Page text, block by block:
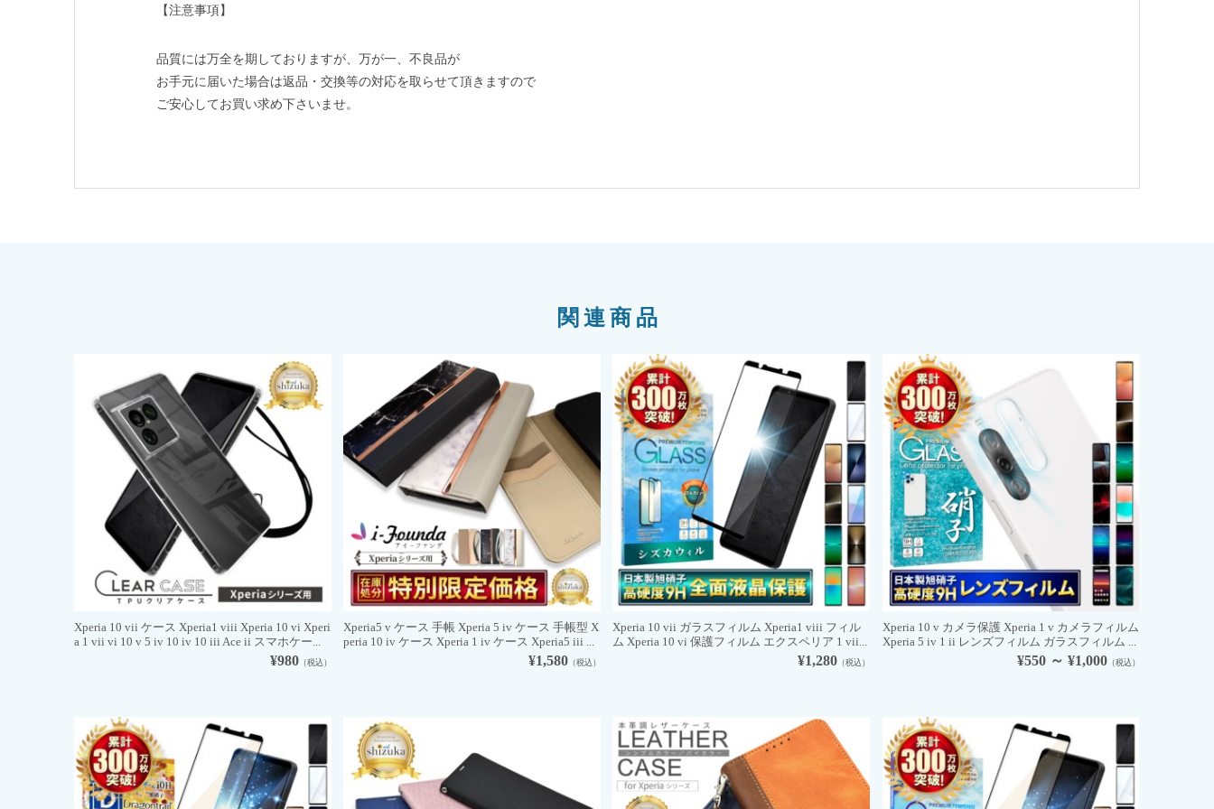
【注意事項】
品質には万全を期しておりますが、万が一、不良品が
お手元に届いた場合は返品・交換等の対応を取らせて頂きますので
ご安心してお買い求め下さいませ。
関連商品
Xperia 10 vii ケース Xperia1 viii Xperia 10 vi Xperi
a 1 vii vi 10 v 5 iv 10 iv 10 iii Ace ii スマホケー...
¥980（税込）
Xperia5 v ケース 手帳 Xperia 5 iv ケース 手帳型 X
peria 10 iv ケース Xperia 1 iv ケース Xperia5 iii ...
¥1,580 （税込）
Xperia 10 vii ガラスフィルム Xperia1 viii フィル
ム Xperia 10 vi 保護フィルム エクスペリア 1 vii...
¥1,280 （税込）
Xperia 10 v カメラ保護 Xperia 1 v カメラフィルム
Xperia 5 iv 1 ii レンズフィルム ガラスフィルム ...
¥550 ～ ¥1,000（税込）